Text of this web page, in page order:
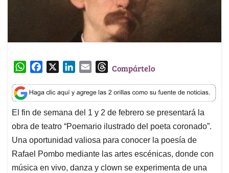
W
a
t
s
A
p
p
c
e
b
o
o
k
n
k
e
d
I
n
a
i
l
T
r
e
a
d
s
Compártelo
El fin de semana del 1 y 2 de febrero se presentará la
obra de teatro “Poemario ilustrado del poeta coronado”.
Una oportunidad valiosa para conocer la poesía de
Rafael Pombo mediante las artes escénicas, donde con
música en vivo, danza y clown se experimenta de una